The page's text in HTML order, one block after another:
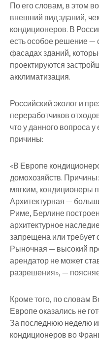
По его словам, в этом
внешний вид зданий,
кондиционеров. В
есть особое решение —
фасадах зданий,
проектируются
акклиматизация.
Российский эколог и
переработчиков
что у данного вопроса
причины:
«В Европе
домохозяйств.
мягким, кондиционеры
Архитектурная —
Риме, Берлине
архитектурное
запрещена или требует
Рыночная — высокий
арендатор не может
разрешения», —
Кроме того, по словам
Европе оказались не
За последнюю неделю
кондиционеров во